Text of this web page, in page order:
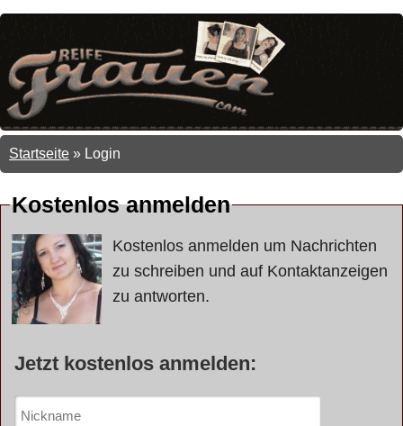
Startseite » Login
Kostenlos anmelden
Kostenlos anmelden um Nachrichten
zu schreiben und auf Kontaktanzeigen
zu antworten.
Jetzt kostenlos anmelden: